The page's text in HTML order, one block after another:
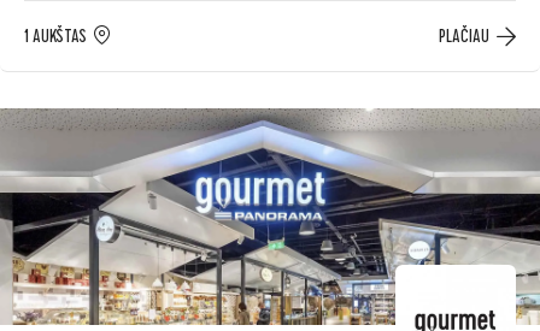
1 AUKŠTAS PLAČIAU